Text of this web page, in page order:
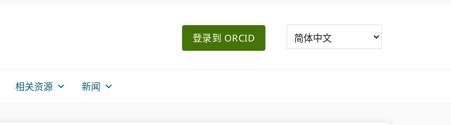
登录到 ORCID
相关资源 新闻